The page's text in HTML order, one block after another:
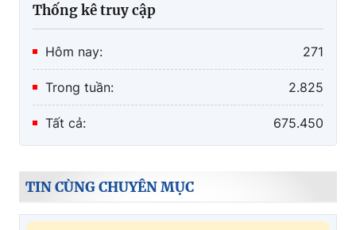
Thống kê truy cập
Hôm nay: 271
Trong tuần: 2.825
Tất cả: 675.450
TIN CÙNG CHUYÊN MỤC